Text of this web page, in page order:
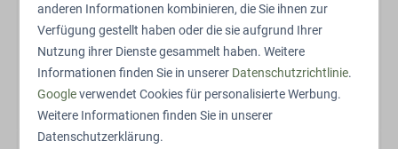
Spielplatz im Freien
Freibad
ausreichend Stauraum, sodass du dich vom ersten
Moment an wie zu Hause fühlst.
Das Außen- und Innendesign können leicht abweichen.
Energielabel:
anderen Informationen kombinieren, die Sie ihnen zur
Verfügung gestellt haben oder die sie aufgrund Ihrer
Nutzung ihrer Dienste gesammelt haben. Weitere
Informationen finden Sie in unserer Datenschutzrichtlinie.
Googleverwendet Cookies für personalisierte Werbung.
Weitere Informationen finden Sie in unserer
Datenschutzerklärung.